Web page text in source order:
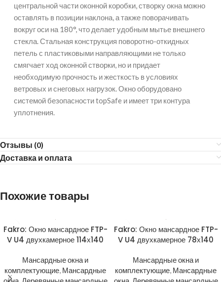
центральной части оконной коробки, створку окна можно
оставлять в позиции наклона, а также поворачивать
вокруг оси на 180°, что делает удобным мытье внешнего
стекла. Стальная конструкция поворотно-откидных
петель с пластиковыми направляющими не только
смягчает ход оконной створки, но и придает
необходимую прочность и жесткость в условиях
ветровых и снеговых нагрузок. Окно оборудовано
системой безопасности topSafe и имеет три контура
уплотнения.
Отзывы (0)
Доставка и оплата
Похожие товары
Fakro: Окно мансардное FTP-
V U4 двухкамерное 114х140
Мансардные окна и
комплектующие, Мансардные
Fakro: Окно мансардное FTP-
V U4 двухкамерное 78х140
Мансардные окна и
комплектующие, Мансардные